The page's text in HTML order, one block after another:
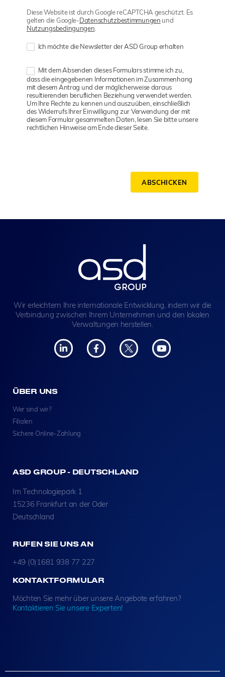
Diese Website ist durch Google reCAPTCHA geschützt. Es
gelten die Google-Datenschutzbestimmungen und
Nutzungsbedingungen
Ich möchte die Newsletter der ASD Group erhalten
Mit dem Absenden dieses Formulars stimme ich zu,
dass die eingegebenen Informationen im Zusammenhang
mit diesem Antrag und der möglicherweise daraus
resultierenden beruflichen Beziehung verwendet werden.
Um Ihre Rechte zu kennen und auszuüben, einschließlich
des Widerrufs Ihrer Einwilligung zur Verwendung der mit
diesem Formular gesammelten Daten, lesen Sie bitte unsere
rechtlichen Hinweise am Ende dieser Seite.
ABSCHICKEN
Wir erleichtern Ihre internationale Entwicklung, indem wir die
Verbindung zwischen Ihrem Unternehmen und den lokalen
Verwaltungen herstellen.
ÜBER UNS
Wer sind wir?
Filialen
Sichere Online-Zahlung
ASD GROUP - DEUTSCHLAND
Im Technologiepark 1
15236 Frankfurt an der Oder
Deutschland
RUFEN SIE UNS AN
+49 (0)1681 938 77 227
KONTAKTFORMULAR
Möchten Sie mehr über unsere Angebote erfahren?
Kontaktieren Sie unsere Experten!